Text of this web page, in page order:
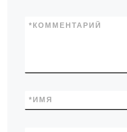
КОММЕНТАРИЙ
*
ИМЯ
*